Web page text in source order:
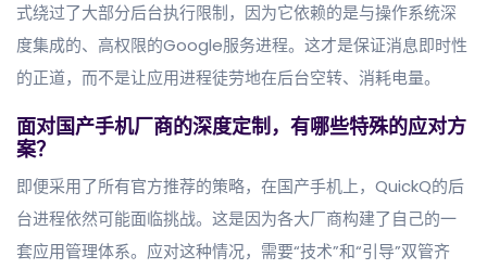
式绕过了大部分后台执行限制，因为它依赖的是与操作系统深
度集成的、高权限的Google服务进程。这才是保证消息即时性
的正道，而不是让应用进程徒劳地在后台空转、消耗电量。
面对国产手机厂商的深度定制，有哪些特殊的应对方
案？
即便采用了所有官方推荐的策略，在国产手机上，QuickQ的后
台进程依然可能面临挑战。这是因为各大厂商构建了自己的一
套应用管理体系。应对这种情况，需要“技术”和“引导”双管齐